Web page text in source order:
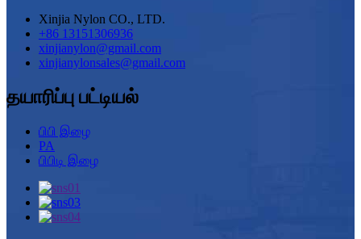
Xinjia Nylon CO., LTD.
+86 13151306936
xinjianylon@gmail.com
xinjianylonsales@gmail.com
தயாரிப்பு பட்டியல்
பிபி இழை
PA
பிபிடி இழை